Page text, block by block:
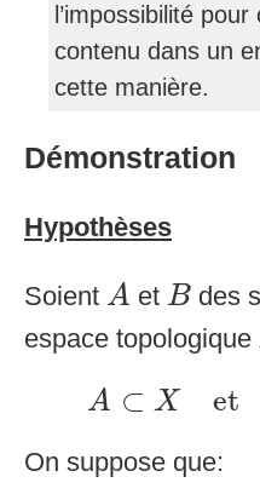
l’impossibilité
contenu dans un
cette manière.
Démonstration
Hypothèses
Soient A
A et B
B des
espace topologique
A ⊂ X et
A⊂ et
On suppose que: